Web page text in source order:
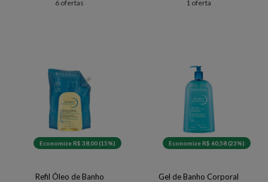
6 ofertas 1 oferta
Economize R$ 38,00 (15%)
Refil Óleo de Banho
Economize R$ 60,58 (23%)
Gel de Banho Corporal